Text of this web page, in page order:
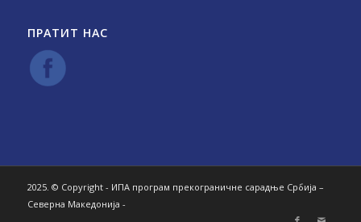
ПРАТИТ НАС
2025. © Copyright - ИПА програм прекограничне сарадње Србија –
Северна Македонија -